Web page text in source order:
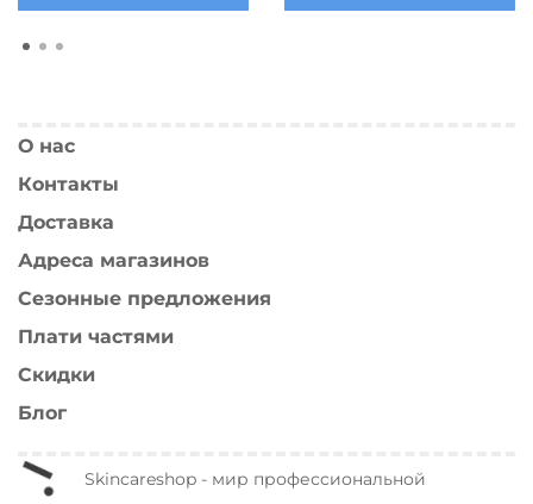
О нас
Контакты
Доставка
Адреса магазинов
Сезонные предложения
Плати частями
Скидки
Блог
Skincareshop - мир профессиональной